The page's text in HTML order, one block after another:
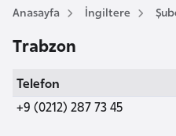
i
Anasayfa İngiltere
Trabzon
Telefon
+9 (0212) 287 73 45
v
u